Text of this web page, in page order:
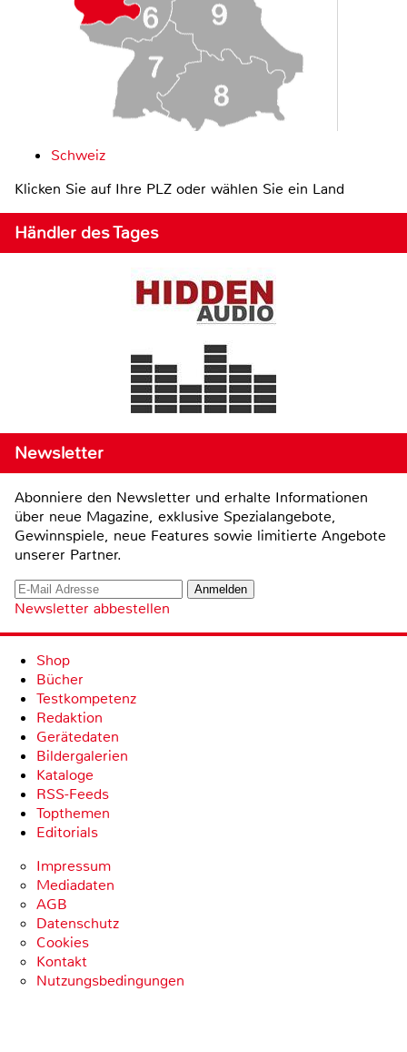
Schweiz
Klicken Sie auf Ihre PLZ oder wählen Sie ein Land
Händler des Tages
Newsletter
Abonniere den Newsletter und erhalte Informationen
über neue Magazine, exklusive Spezialangebote,
Gewinnspiele, neue Features sowie limitierte Angebote
unserer Partner.
Newsletter abbestellen
Shop
Bücher
Testkompetenz
Redaktion
Gerätedaten
Bildergalerien
Kataloge
RSS-Feeds
Topthemen
Editorials
Impressum
Mediadaten
AGB
Datenschutz
Cookies
Kontakt
Nutzungsbedingungen